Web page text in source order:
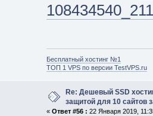
Бесплатный хостинг №1
ТОП 1 VPS по версии TestVPS.ru
Re: Дешевый SSD
защитой для 10 сайтов
« Ответ #56 : 22 Января 2019,